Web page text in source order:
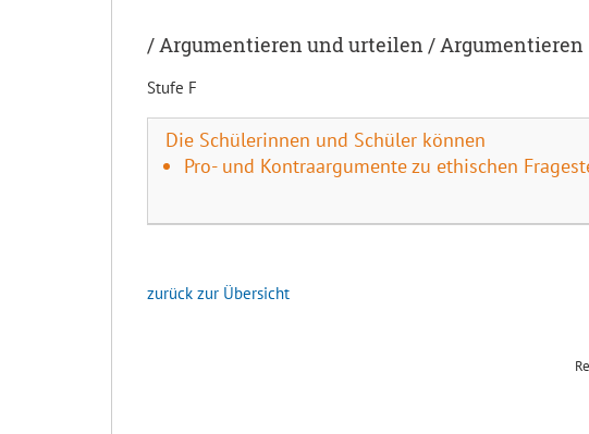
/ Argumentieren und urteilen / Argumentieren
Stufe F
Die Schülerinnen und Schüler können
Pro- und Kontraargumente zu ethischen
zurück zur Übersicht